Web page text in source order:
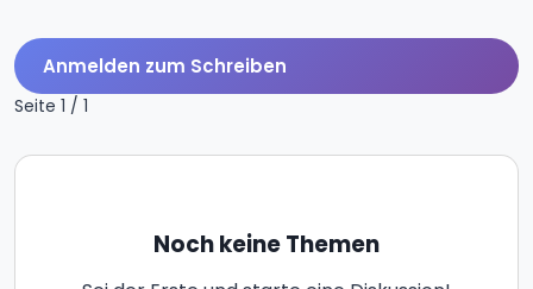
Anmelden zum Schreiben
Seite 1 / 1
Noch keine Themen